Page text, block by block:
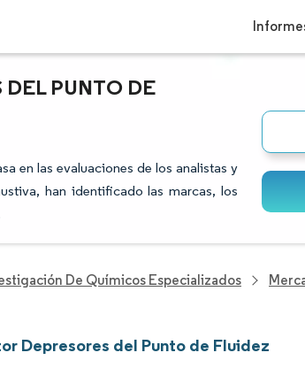
DEL PUNTO DE
en las evaluaciones de los analistas y
han identificado las marcas, los
De Químicos Especializados
Depresores del Punto de Fluidez